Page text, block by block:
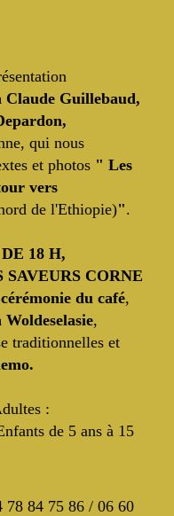
Claude Guillebaud,
qui nous
et photos " Les
vers
de l'Ethiopie)".
18 H,
SAVEURS CORNE
cérémonie du café,
,
traditionnelles et
:
de 5 ans à 15
78 84 75 86 / 06 60